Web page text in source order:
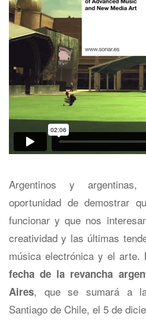
Argentinos y
oportunidad de demostrar
funcionar y que nos
creatividad y las últimas
música electrónica y el arte.
fecha de la revancha
Aires, que se sumará a
Santiago de Chile, el 5 de